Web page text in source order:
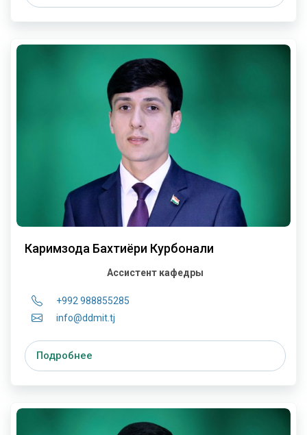
Каримзода Бахтиёри Курбонали
Ассистент кафедры
+992 988855285
info@ddmit.tj
Подробнее